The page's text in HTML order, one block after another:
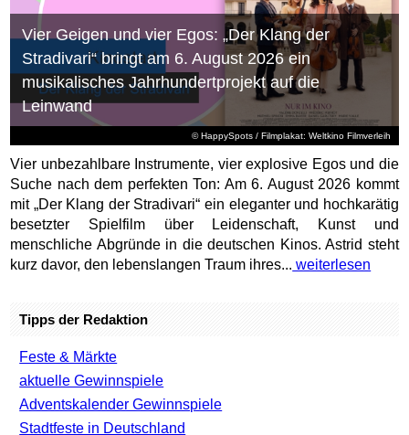
© HappySpots / Filmplakat: Weltkino Filmverleih
Vier Geigen und vier Egos: „Der Klang der
Stradivari“ bringt am 6. August 2026 ein
musikalisches Jahrhundertprojekt auf die
Leinwand
Vier unbezahlbare Instrumente, vier explosive Egos und die
Suche nach dem perfekten Ton: Am 6. August 2026 kommt
mit „Der Klang der Stradivari“ ein eleganter und hochkarätig
besetzter Spielfilm über Leidenschaft, Kunst und
menschliche Abgründe in die deutschen Kinos. Astrid steht
kurz davor, den lebenslangen Traum ihres... weiterlesen
Tipps der Redaktion
Feste & Märkte
aktuelle Gewinnspiele
Adventskalender Gewinnspiele
Stadtfeste in Deutschland